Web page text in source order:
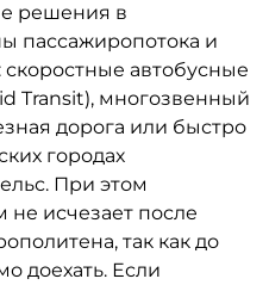
решения в
пассажиропотока и
автобусные
Transit), многозвенный
дорога или быстро
городах
При этом
не исчезает после
так как до
доехать. Если